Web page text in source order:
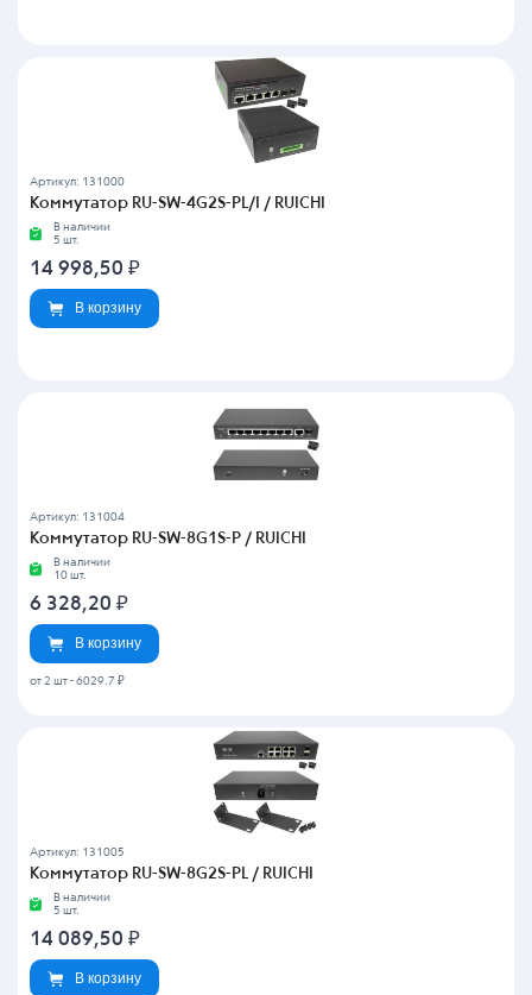
Артикул: 131000
Коммутатор RU-SW-4G2S-PL/I / RUICHI
В наличии
5 шт.
14 998,50 ₽
В корзину
Артикул: 131004
Коммутатор RU-SW-8G1S-P / RUICHI
В наличии
10 шт.
6 328,20 ₽
В корзину
от 2 шт - 6029.7 ₽
Артикул: 131005
Коммутатор RU-SW-8G2S-PL / RUICHI
В наличии
5 шт.
14 089,50 ₽
В корзину